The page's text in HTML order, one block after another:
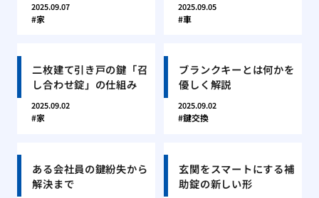
2025.09.07
家
2025.09.05
車
二枚建て引き戸の鍵「召
し合わせ錠」の仕組み
2025.09.02
家
ブランクキーとは何かを
優しく解説
2025.09.02
鍵交換
ある会社員の鍵紛失から
解決まで
玄関をスマートにする補
助錠の新しい形